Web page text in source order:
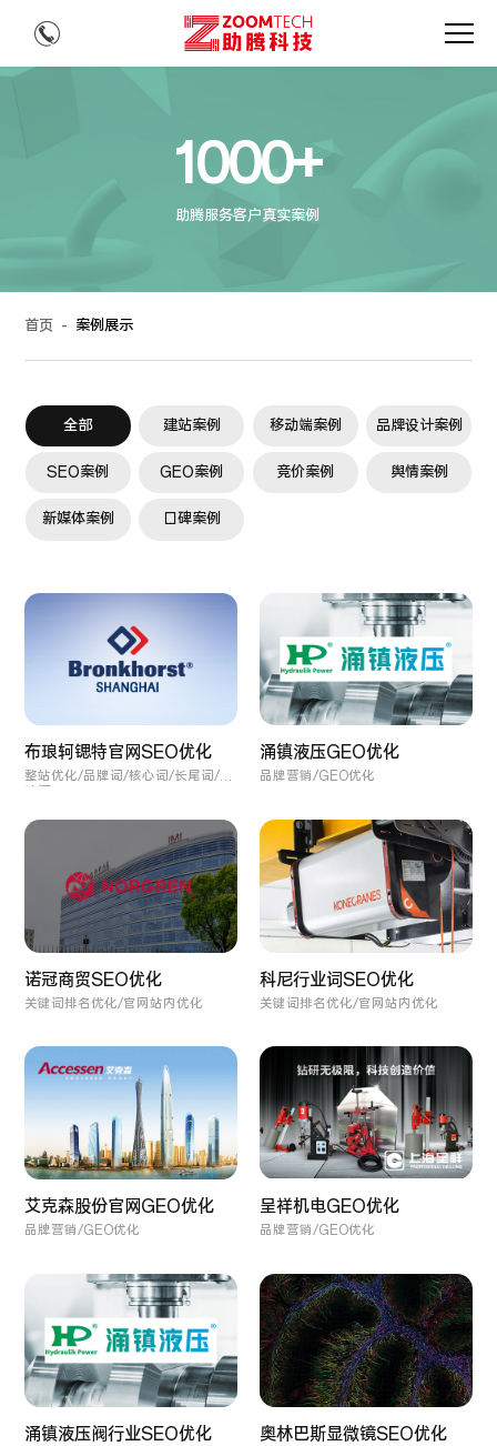
1000+
助腾服务客户真实案例
首页 - 案例展示
全部 建站案例 移动端案例 品牌设计案例
SEO案例 GEO案例 竞价案例 舆情案例
新媒体案例 口碑案例
布琅轲锶特官网SEO优化
整站优化/品牌词/核心词/长尾词/口
涌镇液压GEO优化
品牌营销/GEO优化
诺冠商贸SEO优化
关键词排名优化/官网站内优化
科尼行业词SEO优化
关键词排名优化/官网站内优化
艾克森股份官网GEO优化
品牌营销/GEO优化
呈祥机电GEO优化
品牌营销/GEO优化
涌镇液压阀行业SEO优化 奥林巴斯显微镜SEO优化